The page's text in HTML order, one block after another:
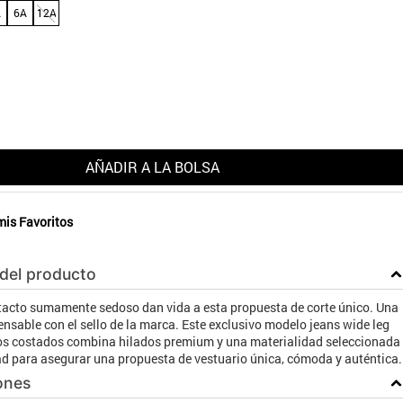
6A 12A
AÑADIR A LA BOLSA
Favoritos
producto
sumamente sedoso dan vida a esta propuesta de corte único. Una
con el sello de la marca. Este exclusivo modelo jeans wide leg
costados combina hilados premium y una materialidad seleccionada
para asegurar una propuesta de vestuario única, cómoda y auténtica.